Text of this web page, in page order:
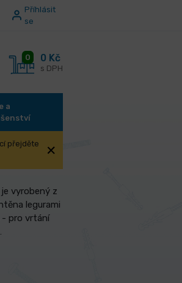
Příhlásit
se
0 0 Kč
s DPH
a
přejděte
vyrobený z
legurami
- pro vrtání